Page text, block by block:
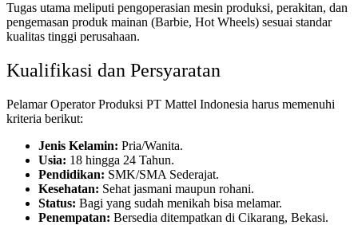
Tugas utama meliputi pengoperasian mesin produksi, perakitan, dan
pengemasan produk mainan (Barbie, Hot Wheels) sesuai standar
kualitas tinggi perusahaan.
Kualifikasi dan Persyaratan
Pelamar Operator Produksi PT Mattel Indonesia harus memenuhi
kriteria berikut:
Jenis Kelamin: Pria/Wanita.
Usia: 18 hingga 24 Tahun.
Pendidikan: SMK/SMA Sederajat.
Kesehatan: Sehat jasmani maupun rohani.
Status: Bagi yang sudah menikah bisa melamar.
Penempatan: Bersedia ditempatkan di Cikarang, Bekasi.